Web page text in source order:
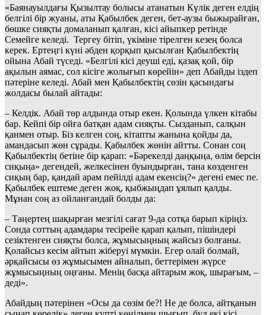
«Баянауылдағы Қызылтау болысы атанатын Күлік деген елдің
белгілі бір жуаны, аты Қабылбек деген, бет-аузы быжырайған,
бөшке сияқты домаланып қалған, кісі айыпкер ретінде
Семейге келеді. Тергеу бітіп, үкіміне тірелген кезең болса
керек. Ертеңгі күні әбден қорқып қысылған Қабылбектің
ойына Абай түседі. «Белгілі кісі деуші еді, қазақ қой, бір
ақылын аямас, сол кісіге жолығып көрейін» деп Абайды іздеп
пәтеріне келеді. Абай мен Қабылбектің сөзін қасындағы
жолдасы былай айтады:
– Келдік. Абай төр алдында отыр екен. Қолында үлкен кітабы
бар. Кейпі бір ойға батқан адам сияқты. Сызданып, салқын
қанмен отыр. Біз келген соң, кітапты жанына қойды да,
амандасып жөн сұрады. Қабылбек жөнін айтты. Сонан соң
Қабылбектің бетіне бір қарап: «Бәрекелді даңқыңа, өлім берсін
сиқыңа» дегендей, желкесінен буындырған, тана көзденген
сиқың бар, қандай арам пейілді адам екенсің?» дегені емес пе.
Қабылбек ештеме деген жоқ, қыбжыңдап ұялып қалды.
Мұнан соң аз ойланғандай болды да:
– Таңертең шақырған мезгілі сағат 9-да сотқа барып кіріңіз.
Сонда соттың адамдары тесірейе қарап қалып, пішіндері
сезіктенген сияқты болса, жұмысыңның жайсыз болғаны.
Қолайсыз кесім айтып жіберуі мүмкін. Егер олай болмай,
әрқайсысы өз жұмысымен айналып, беттерімен жүрсе
жұмысыңның оңғаны. Менің басқа айтарым жоқ, шырағым, –
деді».
Абайдың пәтерінен «Осы да сөзім бе?! Не де болса, айтқанын